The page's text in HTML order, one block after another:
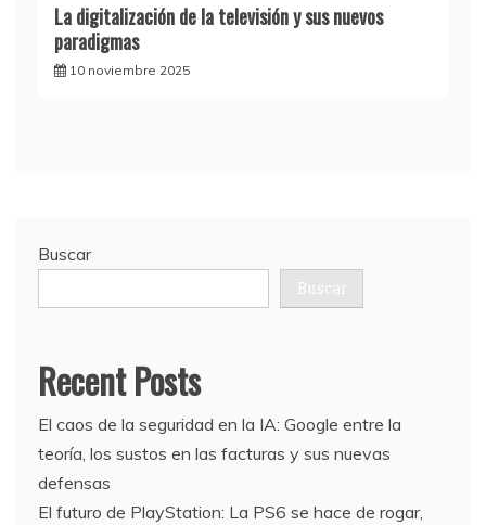
La digitalización de la televisión y sus nuevos
paradigmas
10 noviembre 2025
Buscar
Buscar
Recent Posts
El caos de la seguridad en la IA: Google entre la
teoría, los sustos en las facturas y sus nuevas
defensas
El futuro de PlayStation: La PS6 se hace de rogar,